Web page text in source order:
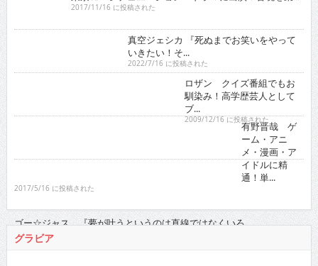
ロザン クイズ番組でもお馴染み！高学歴芸人として
2009/12/16 に投稿された
有野晋哉 ゲーム・アニメ・漫画・アイドルに精通！
ゴー☆ジャス 『夢が叶うというのは直線ではなくい